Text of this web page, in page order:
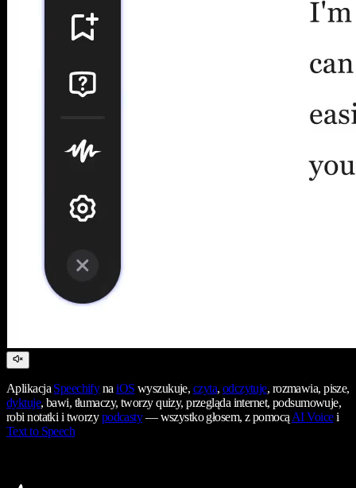
AplikacjaSpeechifynaiOS wyszukuje, czyta, odczytuje, rozmawia, pisze,
dyktuje, bawi, tłumaczy, tworzy quizy, przegląda internet, podsumowuje,
robi notatki i tworzypodcasty— wszystko głosem, z pomocąAI Voicei
Text to Speech